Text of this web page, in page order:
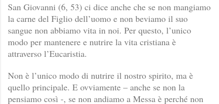
San Giovanni (6, 53) ci dice anche che se non mangiamo
la carne del Figlio dell’uomo e non beviamo il suo
sangue non abbiamo vita in noi. Per questo, l’unico
modo per mantenere e nutrire la vita cristiana è
attraverso l’Eucaristia.
Non è l’unico modo di nutrire il nostro spirito, ma è
quello principale. E ovviamente – anche se non la
pensiamo così -, se non andiamo a Messa è perché non